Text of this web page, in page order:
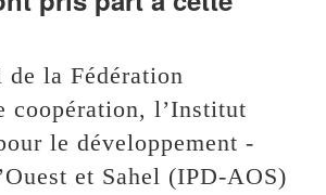
de la Fédération
coopération, l’Institut
le développement -
et Sahel (IPD-AOS)